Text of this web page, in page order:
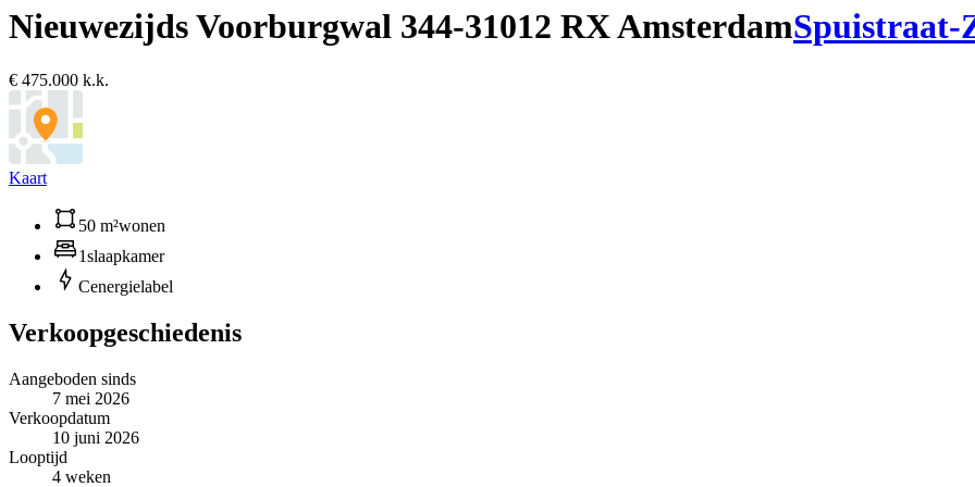
Nieuwezijds Voorburgwal 344-31012 RX AmsterdamSpuistraat-
€ 475.000 k.k.
Kaart
50 m²wonen
1slaapkamer
Cenergielabel
Verkoopgeschiedenis
Aangeboden sinds
7 mei 2026
Verkoopdatum
10 juni 2026
Looptijd
4 weken